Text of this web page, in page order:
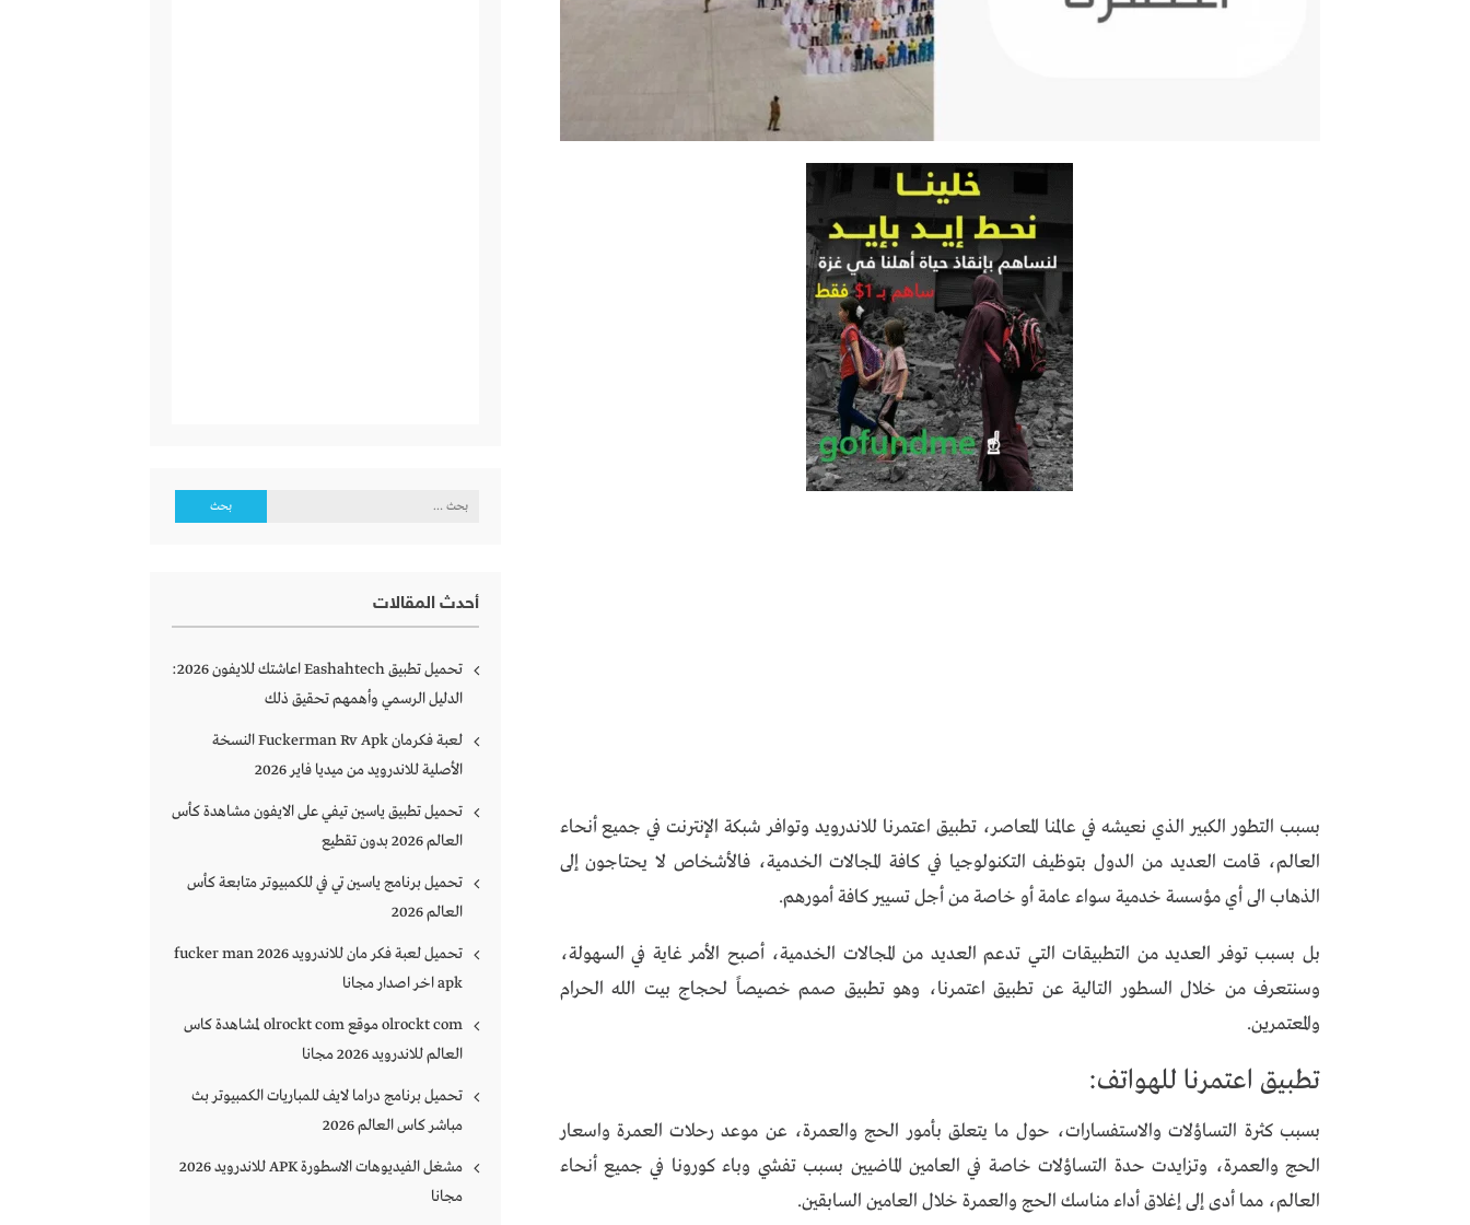
بسبب التطور الكبير الذي نعيشه في عالمنا المعاصر، تطبيق اعتمرنا للاندرويد وتوافر شبكة الإنترنت في جميع أنحاء
العالم، قامت العديد من الدول بتوظيف التكنولوجيا في كافة المجالات الخدمية، فالأشخاص لا يحتاجون إلى
الذهاب الى أي مؤسسة خدمية سواء عامة أو خاصة من أجل تسيير كافة أمورهم.
بل بسبب توفر العديد من التطبيقات التي تدعم العديد من المجالات الخدمية، أصبح الأمر غاية في السهولة،
وسنتعرف من خلال السطور التالية عن تطبيق اعتمرنا، وهو تطبيق صمم خصيصاً لحجاج بيت الله الحرام
والمعتمرين.
تطبيق اعتمرنا للهواتف:
بسبب كثرة التساؤلات والاستفسارات، حول ما يتعلق بأمور الحج والعمرة، عن موعد رحلات العمرة واسعار
الحج والعمرة، وتزايدت حدة التساؤلات خاصة في العامين الماضيين بسبب تفشي وباء كورونا في جميع أنحاء
العالم، مما أدى إلى إغلاق أداء مناسك الحج والعمرة خلال العامين السابقين.
البحث
أحدث المقالات
تحميل تطبيق Eashahtech اعاشتك للايفون 2026:
الدليل الرسمي وأهمهم تحقيق ذلك
لعبة فكرمان Fuckerman Rv Apk النسخة
الأصلية للاندرويد من ميديا فاير 2026
تحميل تطبيق ياسين تيفي على الايفون مشاهدة كأس
العالم 2026 بدون تقطيع
تحميل برنامج ياسين تي في للكمبيوتر متابعة كأس
العالم 2026
تحميل لعبة فكر مان للاندرويد 2026 fucker man
apk اخر اصدار مجانا
olrockt com موقع olrockt com لمشاهدة كاس
العالم للاندرويد 2026 مجانا
تحميل برنامج دراما لايف للمباريات الكمبيوتر بث
مباشر كاس العالم 2026
مشغل الفيديوهات الاسطورة APK للاندرويد 2026
مجانا